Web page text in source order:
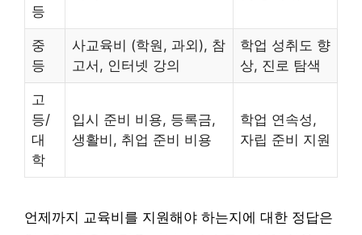
등
중
등
사교육비 (학원, 과외), 참
고서, 인터넷 강의
학업 성취도 향
상, 진로 탐색
고
등/
대
학
입시 준비 비용, 등록금,
생활비, 취업 준비 비용
학업 연속성,
자립 준비 지원
언제까지 교육비를 지원해야 하는지에 대한 정답은